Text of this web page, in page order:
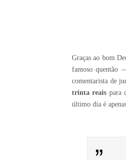
Graças ao bom
famoso quentão
comentarista de
trinta reais para
último dia é